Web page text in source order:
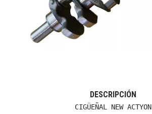
DESCRIPCIÓN
CIGÜEÑAL NEW ACTYON